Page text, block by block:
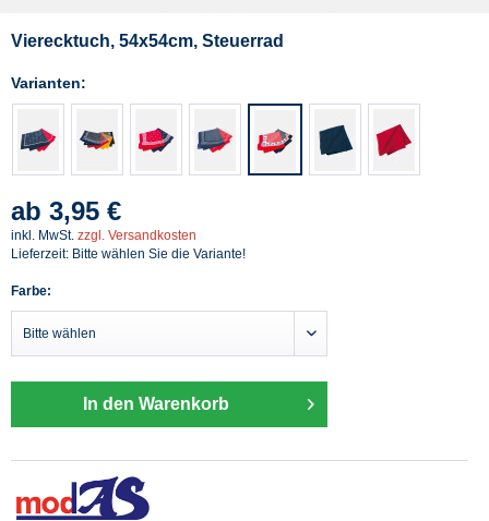
Vierecktuch, 54x54cm, Steuerrad
Varianten:
ab 3,95 €
inkl. MwSt. zzgl. Versandkosten
Lieferzeit: Bitte wählen Sie die Variante!
Farbe:
In den Warenkorb